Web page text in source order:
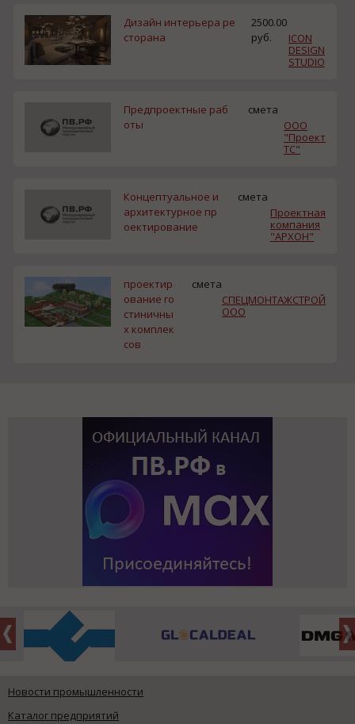
Дизайн интерьера ре
сторана
2500.00
руб.
ICON
DESIGN
STUDIO
Предпроектные раб
оты
смета
ООО
"Проект
ТС"
Концептуальное и
архитектурное пр
оектирование
смета
Проектная
компания
"АРХОН"
проектир
ование го
стиничны
х комплек
сов
смета
СПЕЦМОНТАЖСТРОЙ
ООО
Новости промышленности
Каталог предприятий